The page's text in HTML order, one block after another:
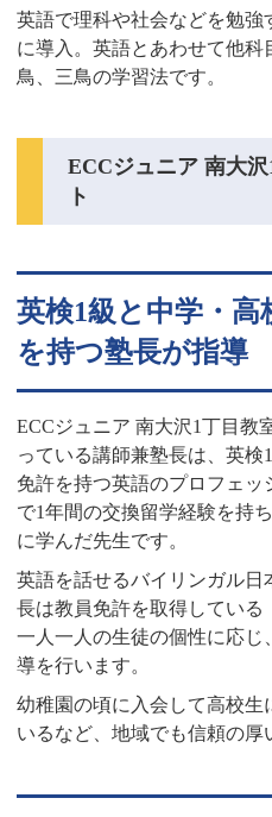
英語で理科や社会などを勉
に導入。英語とあわせて他科
鳥、三鳥の学習法です。
ECCジュニア 南大
ト
英検1級と中学・
を持つ塾長が指導
ECCジュニア 南大沢1丁目教
っている講師兼塾長は、英検
免許を持つ英語のプロフェ
で1年間の交換留学経験を持
に学んだ先生です。
英語を話せるバイリンガル
長は教員免許を取得している
一人一人の生徒の個性に応
導を行います。
幼稚園の頃に入会して高校
いるなど、地域でも信頼の厚